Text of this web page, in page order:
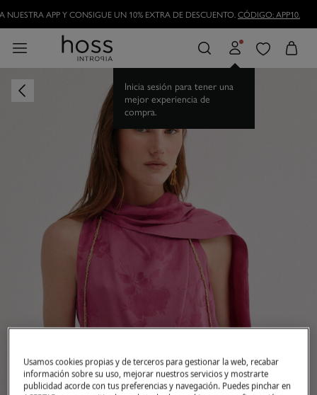
NUESTRA APP Y CONSIGUE UN 10% EXTRA DE DESCUENTO.CÓDIGO: APP10.
Inicia sesión para tener una
mejor experiencia de
compra.
Usamos cookies propias y de terceros para gestionar la web, recabar
información sobre su uso, mejorar nuestros servicios y mostrarte
publicidad acorde con tus preferencias y navegación. Puedes pinchar en